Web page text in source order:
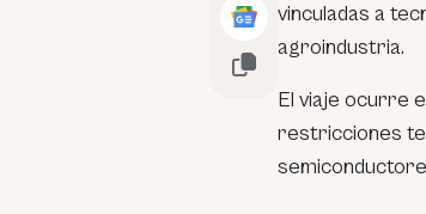
vinculadas a
agroindustria.
El viaje ocurre
restricciones